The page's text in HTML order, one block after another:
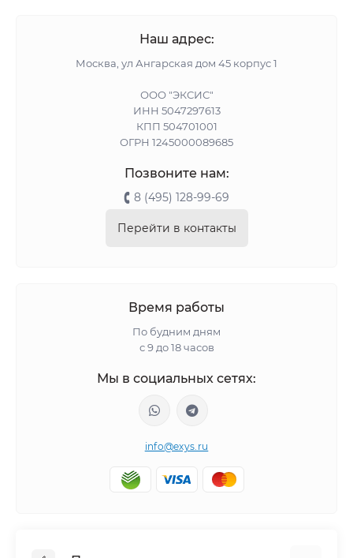
Наш адрес:
Москва, ул Ангарская дом 45 корпус 1
ООО "ЭКСИС"
ИНН 5047297613
КПП 504701001
ОГРН 1245000089685
Позвоните нам:
8 (495) 128-99-69
Перейти в контакты
Время работы
По будним дням
с 9 до 18 часов
Мы в социальных сетях:
info@exys.ru